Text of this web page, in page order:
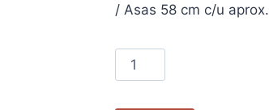
/ Asas 58 cm c/u aprox.